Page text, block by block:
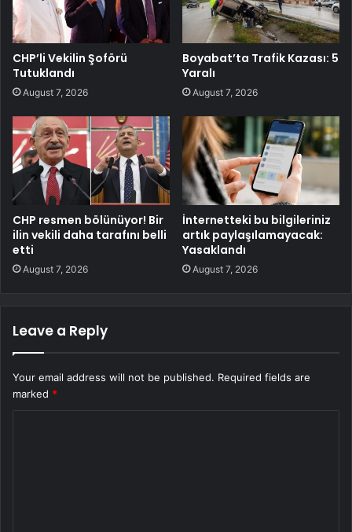
CHP’li Vekilin Şoförü
Tutuklandı
August 7, 2026
Boyabat’ta Trafik Kazası: 5
Yaralı
August 7, 2026
CHP resmen bölünüyor! Bir
ilin vekili daha tarafını belli
etti
August 7, 2026
İnternetteki bu bilgileriniz
artık paylaşılamayacak:
Yasaklandı
August 7, 2026
Leave a Reply
Your email address will not be published. Required fields are
marked *